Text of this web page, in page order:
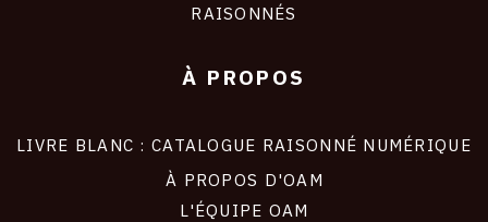
RAISONNÉS
À PROPOS
LIVRE BLANC : CATALOGUE RAISONNÉ NUMÉRIQUE
À PROPOS D'OAM
L'ÉQUIPE OAM